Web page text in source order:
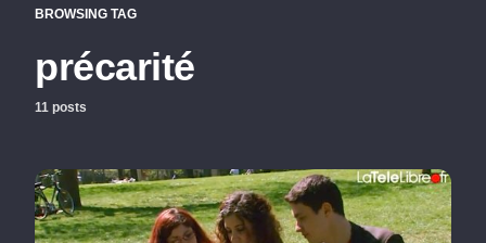
BROWSING TAG
précarité
11 posts